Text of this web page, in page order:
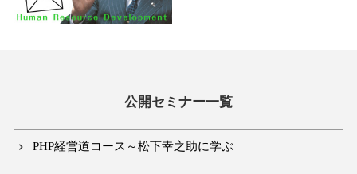
公開セミナー一覧
PHP経営道コース～松下幸之助に学ぶ